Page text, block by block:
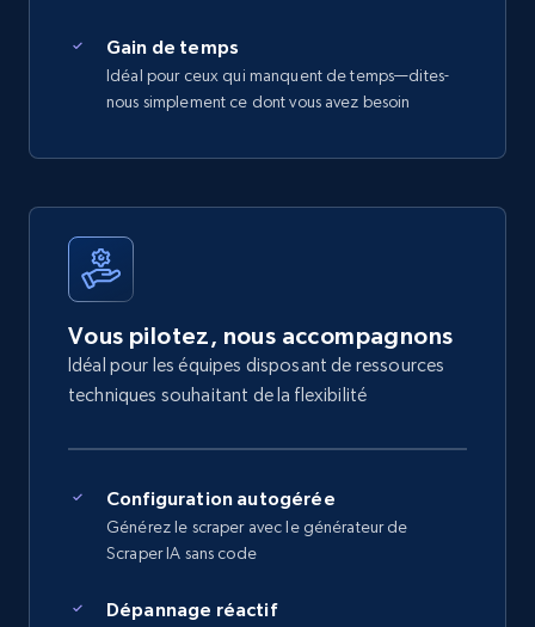
Gain de temps
Idéal pour ceux qui manquent de temps—dites-
nous simplement ce dont vous avez besoin
Vous pilotez, nous accompagnons
Idéal pour les équipes disposant de ressources
techniques souhaitant de la flexibilité
Configuration autogérée
Générez le scraper avec le générateur de
Scraper IA sans code
Dépannage réactif